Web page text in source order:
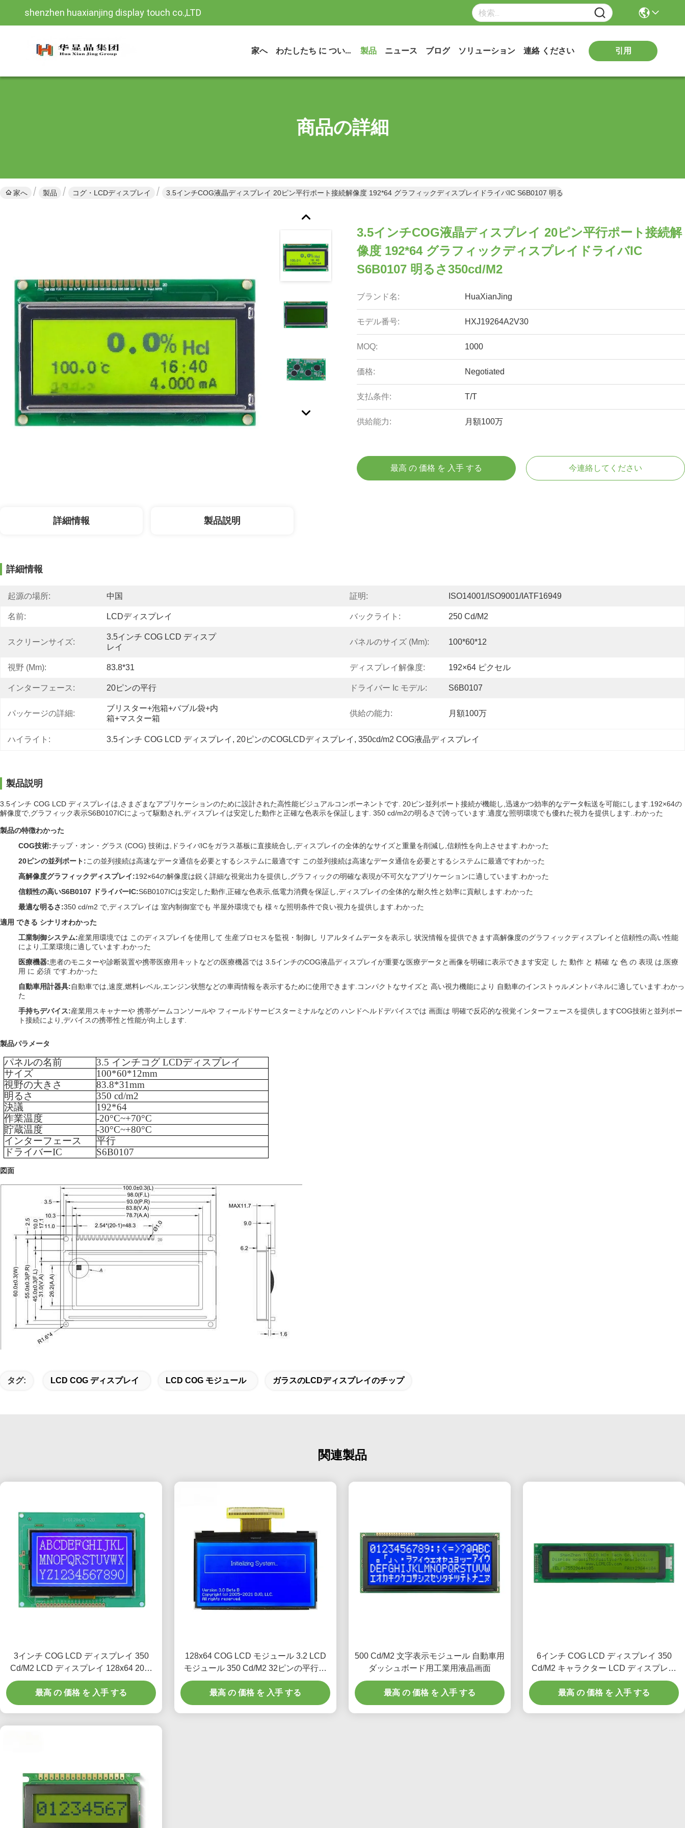
shenzhen huaxianjing display touch co.,LTD
家へ わたしたち に つい て 製品 ニュース ブログ ソリューション 連絡 ください 引用
商品の詳細
家へ 製品 コグ・LCDディスプレイ 3.5インチCOG液晶ディスプレイ 20ピン平行ポート接続解像度 192*64 グラフィックディスプレイドライバIC S6B0107 明るさ350cd/m2
3.5インチCOG液晶ディスプレイ 20ピン平行ポート接続解
像度 192*64 グラフィックディスプレイドライバIC
S6B0107 明るさ350cd/m2
ブランド名: HuaXianJing
モデル番号: HXJ19264A2V30
MOQ: 1000
価格: Negotiated
支払条件: T/T
供給能力: 月額100万
最高 の 価格 を 入手 する 今連絡してください
詳細情報 製品説明
詳細情報
起源の場所: 中国 証明: ISO14001/ISO9001/IATF16949
名前: LCDディスプレイ バックライト: 250 Cd/m2
スクリーンサイズ:
3.5インチ COG LCD ディスプ
レイ
パネルのサイズ (mm): 100*60*12
視野 (mm): 83.8*31 ディスプレイ解像度: 192×64 ピクセル
インターフェース: 20ピンの平行 ドライバー Ic モデル: S6B0107
パッケージの詳細:
ブリスター+泡箱+バブル袋+内
箱+マスター箱
供給の能力: 月額100万
ハイライト: 3.5インチ COG LCD ディスプレイ , 20ピンのCOGLCDディスプレイ , 350cd/m2 COG液晶ディスプレイ
製品説明
3.5インチ COG LCD ディスプレイは,さまざまなアプリケーションのために設計された高性能ビジュアルコンポーネントです. 20ピン並列ポート接続が機能し,迅速かつ効率的なデータ転送を可能にします.192×64の
解像度で,グラフィック表示S6B0107ICによって駆動され,ディスプレイは安定した動作と正確な色表示を保証します. 350 cd/m2の明るさで誇っています.適度な照明環境でも優れた視力を提供します.. わかった
製品の特徴わかった
COG技術:チップ・オン・グラス (COG) 技術は,ドライバICをガラス基板に直接統合し,ディスプレイの全体的なサイズと重量を削減し,信頼性を向上させます. わかった
20ピンの並列ポート:この並列接続は高速なデータ通信を必要とするシステムに最適です この並列接続は高速なデータ通信を必要とするシステムに最適ですわかった
高解像度グラフィックディスプレイ:192×64の解像度は鋭く詳細な視覚出力を提供し,グラフィックの明確な表現が不可欠なアプリケーションに適しています. わかった
信頼性の高いS6B0107 ドライバーIC:S6B0107ICは安定した動作,正確な色表示,低電力消費を保証し,ディスプレイの全体的な耐久性と効率に貢献します. わかった
最適な明るさ:350 cd/m2 で,ディスプレイは 室内制御室でも 半屋外環境でも 様々な照明条件で良い視力を提供します. わかった
適用 できる シナリオわかった
工業制御システム:産業用環境では このディスプレイを使用して 生産プロセスを監視・制御し リアルタイムデータを表示し 状況情報を提供できます高解像度のグラフィックディスプレイと信頼性の高い性能
により,工業環境に適しています. わかった
医療機器:患者のモニターや診断装置や携帯医療用キットなどの医療機器では 3.5インチのCOG液晶ディスプレイが重要な医療データと画像を明確に表示できます安定 し た 動作 と 精確 な 色 の 表現 は,医療
用 に 必須 です. わかった
自動車用計器具:自動車では,速度,燃料レベル,エンジン状態などの車両情報を表示するために使用できます.コンパクトなサイズと 高い視力機能により 自動車のインストゥルメントパネルに適しています. わかっ
た
手持ちデバイス:産業用スキャナーや 携帯ゲームコンソールや フィールドサービスターミナルなどの ハンドヘルドデバイスでは 画面は 明確で反応的な視覚インターフェースを提供しますCOG技術と並列ポー
ト接続により,デバイスの携帯性と性能が向上します.
製品パラメータ
パネルの名前 3.5 インチコグ LCDディスプレイ
サイズ
100*60*12mm
視野の大きさ
83.8*31mm
明るさ
350 cd/m2
決議
192*64
作業温度
-20°C~+70°C
貯蔵温度
-30°C~+80°C
インターフェース
平行
ドライバーIC
S6B0107
図面
タグ: LCD COG ディスプレイ LCD COG モジュール ガラスのLCDディスプレイのチップ
関連製品
3インチ COG LCD ディスプレイ 350
Cd/M2 LCD ディスプレイ 128x64 20ピ
ンの平行インターフェース
最高 の 価格 を 入手 する
128x64 COG LCD モジュール 3.2 LCD
モジュール 350 Cd/M2 32ピンの平行イ
ンターフェース
最高 の 価格 を 入手 する
500 Cd/M2 文字表示モジュール 自動車用
ダッシュボード用工業用液晶画面
最高 の 価格 を 入手 する
6インチ COG LCD ディスプレイ 350
Cd/M2 キャラクター LCD ディスプレイ
40x4 ドライバー IC AIP31066
最高 の 価格 を 入手 する